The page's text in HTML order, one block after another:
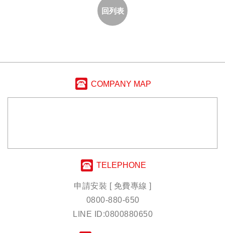
回列表
COMPANY MAP
TELEPHONE
申請安裝 [ 免費專線 ]
0800-880-650
LINE ID:0800880650